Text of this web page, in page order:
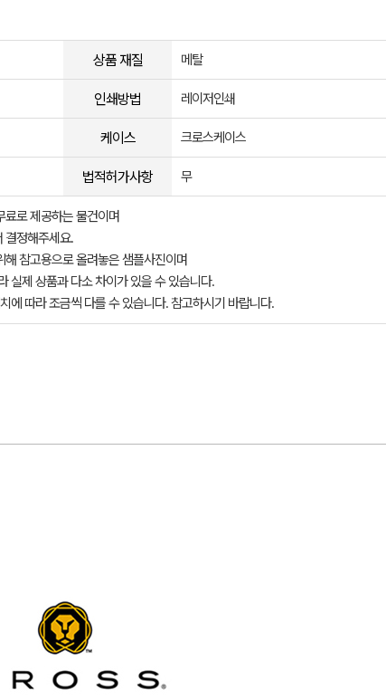
상품 재질 메탈
인쇄방법 레이저인쇄
케이스 크로스케이스
법적허가사항 무
로 제공하는 물건이며
결정해주세요.
참고용으로 올려놓은 샘플사진이며
실제 상품과 다소 차이가 있을 수 있습니다.
에 따라 조금씩 다를 수 있습니다. 참고하시기 바랍니다.